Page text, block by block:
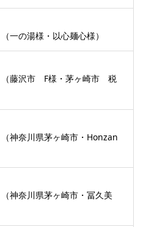
一の湯様・以心麺心様）
（藤沢市 F様・茅ヶ崎市 税
神奈川県茅ヶ崎市・Honzan
神奈川県茅ヶ崎市・冨久美